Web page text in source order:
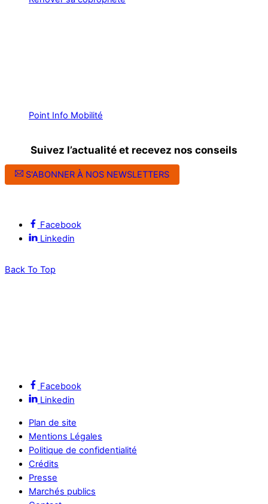
Point Info Mobilité
Suivez l’actualité et recevez nos conseils
S'ABONNER À NOS NEWSLETTERS
Facebook
Linkedin
Back To Top
Facebook
Linkedin
Plan de site
Mentions Légales
Politique de confidentialité
Crédits
Presse
Marchés publics